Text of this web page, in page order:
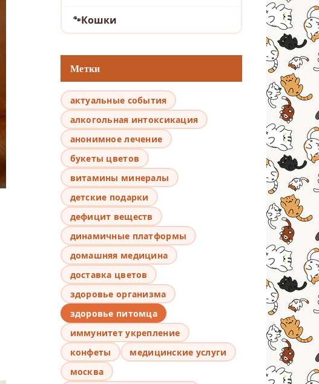
Кошки
Метки
актуальные события
алкогольная интоксикация
анонимное лечение
букеты цветов
витамины минералы
детские подарки
дефицит веществ
динамичные платформы
домашняя медицина
доставка цветов
здоровье организма
здоровье питомца
иммунитет укрепление
конфеты
медицинские услуги
москва